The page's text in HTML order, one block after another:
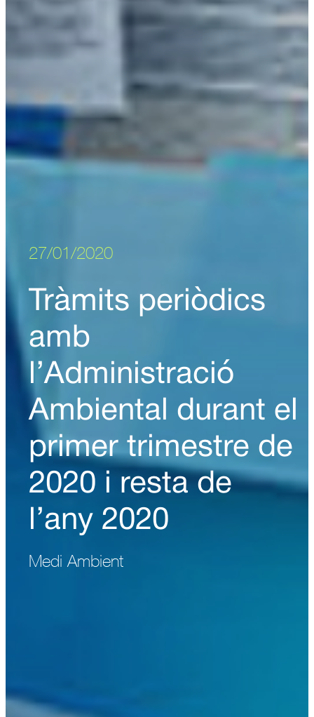
27/01/2020
Tràmits periòdics
amb
l’Administració
Ambiental durant el
primer trimestre de
2020 i resta de
l’any 2020
Medi Ambient